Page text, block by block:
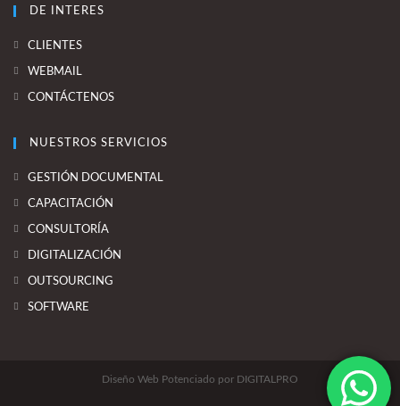
DE INTERES
CLIENTES
WEBMAIL
CONTÁCTENOS
NUESTROS SERVICIOS
GESTIÓN DOCUMENTAL
CAPACITACIÓN
CONSULTORÍA
DIGITALIZACIÓN
OUTSOURCING
SOFTWARE
Diseño Web Potenciado por DIGITALPRO